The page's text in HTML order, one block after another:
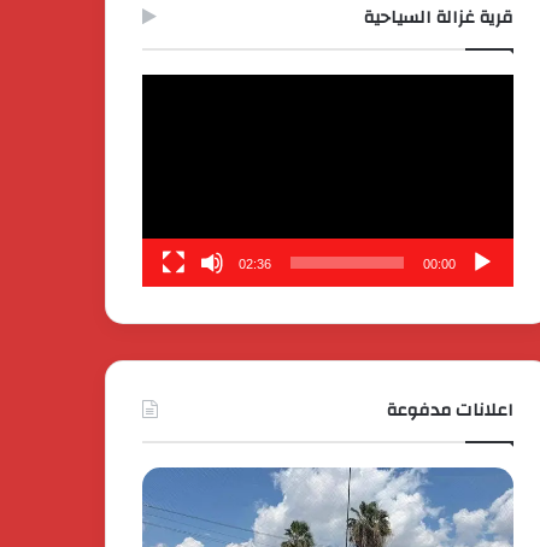
قرية غزالة السياحية
00:00
02:36
اعلانات مدفوعة
كايي
موتورز
للسيارات
تفاصيل
إطلاق
قمة